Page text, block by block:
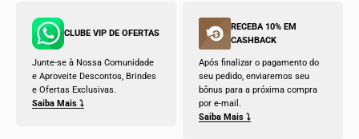
CLUBE VIP DE OFERTAS
Junte-se à Nossa Comunidade
e Aproveite Descontos, Brindes
e Ofertas Exclusivas.
Saiba Mais ⤵
RECEBA 10% EM
CASHBACK
Após finalizar o pagamento do
seu pedido, enviaremos seu
bônus para a próxima compra
por e-mail.
Saiba Mais ⤵